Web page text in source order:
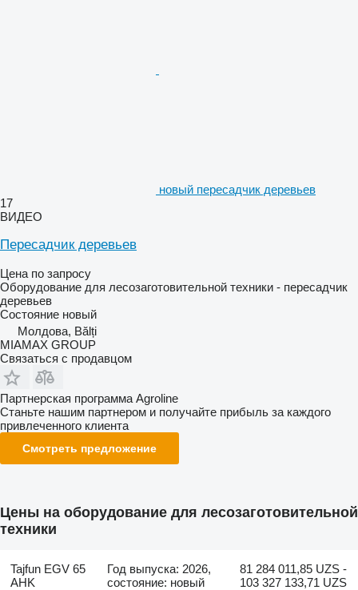
новый пересадчик деревьев
17
ВИДЕО
Пересадчик деревьев
Цена по запросу
Оборудование для лесозаготовительной техники - пересадчик
деревьев
Состояние новый
Молдова, Bălți
MIAMAX GROUP
Связаться с продавцом
Партнерская программа Agroline
Станьте нашим партнером и получайте прибыль за каждого
привлеченного клиента
Смотреть предложение
Цены на оборудование для лесозаготовительной
техники
Tajfun EGV 65
AHK
Год выпуска: 2026,
состояние: новый
81 284 011,85 UZS -
103 327 133,71 UZS